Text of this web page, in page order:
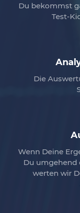
Du bekommst
Test-
Die
Wenn Deine
Du umgehend
werten wir